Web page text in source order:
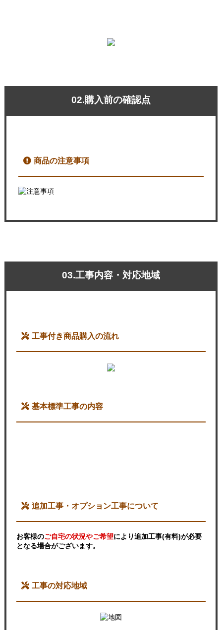
02.購入前の確認点
商品の注意事項
03.工事内容・対応地域
工事付き商品購入の流れ
基本標準工事の内容
追加工事・オプション工事について
お客様のご自宅の状況やご希望により追加工事(有料)が必要
となる場合がございます。
工事の対応地域